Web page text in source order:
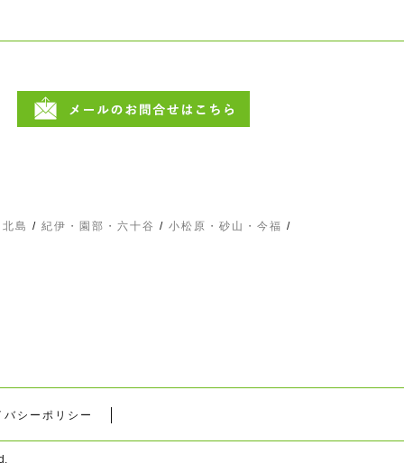
島 / 紀伊・園部・六十谷 / 小松原・砂山・今福 /
バシーポリシー